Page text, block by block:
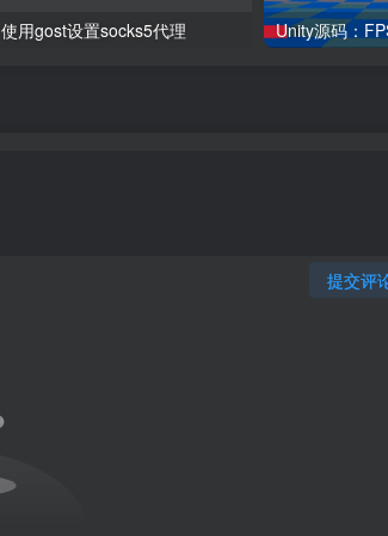
使用gost设置socks5代理
提交评